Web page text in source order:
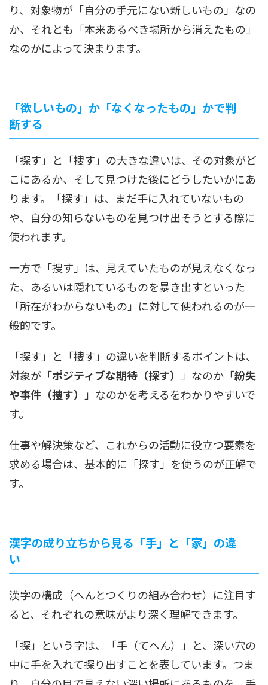
り、対象物が「自分の手元にない新しいもの」なの
か、それとも「本来あるべき場所から消えたもの」
なのかによって決まります。
「欲しいもの」か「なくなったもの」かで判
断する
「探す」と「捜す」の大きな違いは、その対象がど
こにあるか、そして見つけた後にどうしたいかにあ
ります。「探す」は、まだ手に入れていないもの
や、自分の知らないものを見つけ出そうとする際に
使われます。
一方で「捜す」は、見えていたものが見えなくなっ
た、あるいは隠れているものを暴き出すといった
「所在がわからないもの」に対して使われるのが一
般的です。
「探す」と「捜す」の違いを判断するポイントは、
対象が「ポジティブな期待（探す） 」なのか「紛失
や事件（捜す） 」なのかを考えるをわかりやすいで
す。
仕事や解決策など、これからの活動に役立つ要素を
求める場合は、基本的に「探す」を使うのが正解で
す。
漢字の成り立ちから見る「手」と「家」の違
い
漢字の構成（へんとつくりの組み合わせ）に注目す
ると、それぞれの意味がより深く理解できます。
「探」という字は、「手（てへん）」と、深い穴の
中に手を入れて探り出すことを表しています。つま